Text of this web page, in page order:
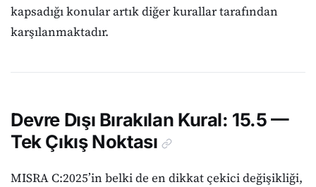
kapsadığı konular artık diğer kurallar tarafından
karşılanmaktadır.
Devre Dışı Bırakılan Kural: 15.5 —
Tek Çıkış Noktası
MISRA C:2025’in belki de en dikkat çekici değişikliği,